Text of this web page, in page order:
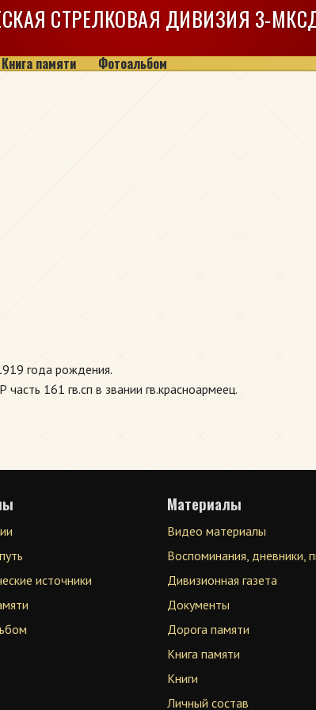
СТРЕЛКОВАЯ ДИВИЗИЯ 3-
Книга памяти Фотоальбом
года рождения.
161 гв.сп в звании гв.красноармеец.
источники
Материалы
Видео материалы
Воспоминания, дневники,
Дивизионная газета
Документы
Дорога памяти
Книга памяти
Книги
Личный состав